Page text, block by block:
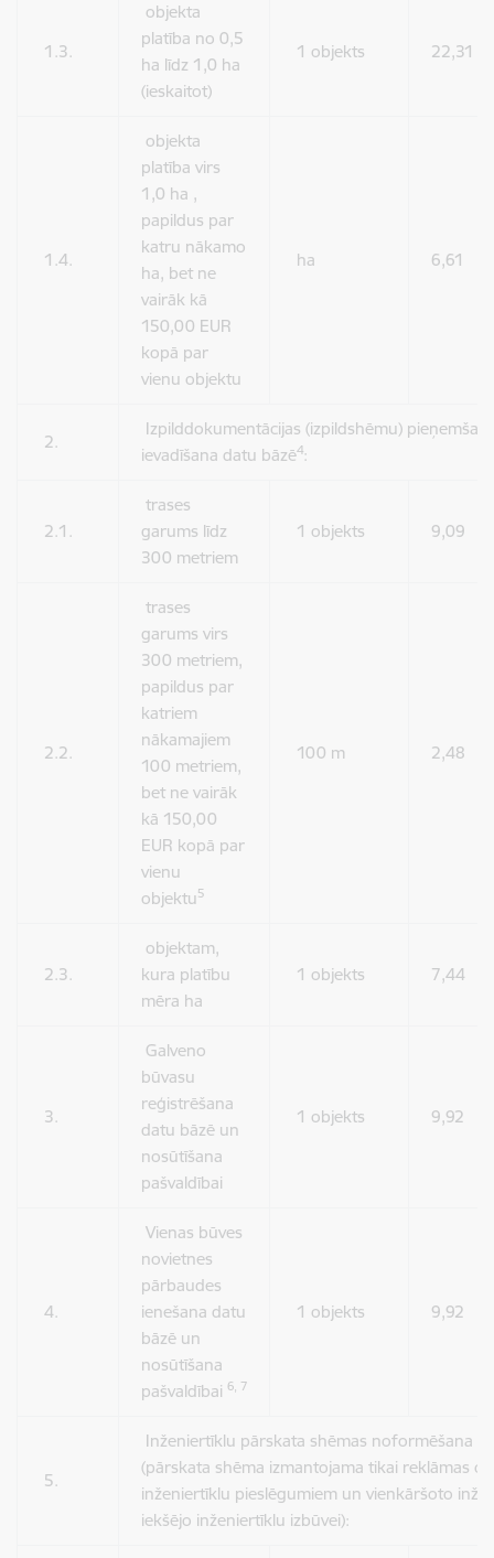
1.3.
objekta
platība no 0,5
ha līdz 1,0 ha
(ieskaitot)
1 objekts 22,31
1.4.
objekta
platība virs
1,0 ha ,
papildus par
katru nākamo
ha, bet ne
vairāk kā
150,00 EUR
kopā par
vienu objektu
ha 6,61
2.
Izpilddokumentācijas (izpildshēmu)
ievadīšana datu bāzē4:
2.1.
trases
garums līdz
300 metriem
1 objekts 9,09
2.2.
trases
garums virs
300 metriem,
papildus par
katriem
nākamajiem
100 metriem,
bet ne vairāk
kā 150,00
EUR kopā par
vienu
objektu5
100 m 2,48
2.3.
objektam,
kura platību
mēra ha
1 objekts 7,44
3.
Galveno
būvasu
reģistrēšana
datu bāzē un
nosūtīšana
pašvaldībai
1 objekts 9,92
4.
Vienas būves
novietnes
pārbaudes
ienešana datu
bāzē un
nosūtīšana
pašvaldībai 6, 7
1 objekts 9,92
5.
Inženiertīklu pārskata shēmas noformēšana
(pārskata shēma izmantojama tikai reklāmas
inženiertīklu pieslēgumiem un vienkāršoto
iekšējo inženiertīklu izbūvei):